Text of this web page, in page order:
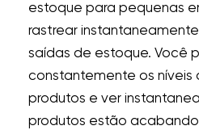
estoque para pequenas
rastrear
saídas de estoque. Você
constantemente os níveis
produtos e ver
produtos estão acabando